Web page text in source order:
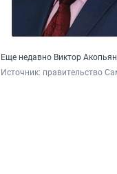
Еще недавно Виктор
Источник: правительство